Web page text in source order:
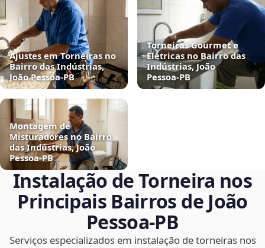
Ajustes em Torneiras no
Bairro das Indústrias,
João Pessoa‑PB
Torneiras Gourmet e
Elétricas no Bairro das
Indústrias, João
Pessoa‑PB
Montagem de
Misturadores no Bairro
das Indústrias, João
Pessoa‑PB
Instalação de Torneira nos
Principais Bairros de João
Pessoa‑PB
Serviços especializados em instalação de torneiras nos